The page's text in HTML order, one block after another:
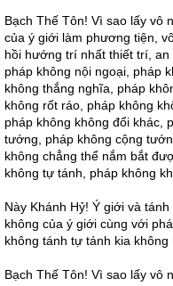
Bạch Thế Tôn! Vì sao lấy vô
của ý giới làm phương tiện,
hồi hướng trí nhất thiết trí, an
pháp không nội ngoại, pháp
không thắng nghĩa, pháp
không rốt ráo, pháp không
pháp không không đổi khác,
tướng, pháp không cộng
không chẳng thể nắm bắt
không tự tánh, pháp không
Này Khánh Hỷ! Ý giới và
không của ý giới cùng với
không tánh tự tánh kia không
Bạch Thế Tôn! Vì sao lấy vô